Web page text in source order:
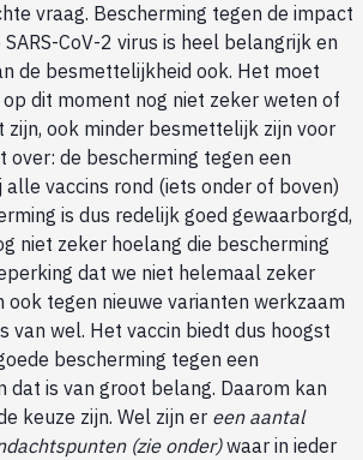
vraag. Bescherming tegen de impact
CoV-2 virus is heel belangrijk en
de besmettelijkheid ook. Het moet
dit moment nog niet zeker weten of
zijn, ook minder besmettelijk zijn voor
over: de bescherming tegen een
alle vaccins rond (iets onder of boven)
is dus redelijk goed gewaarborgd,
niet zeker hoelang die bescherming
dat we niet helemaal zeker
ook tegen nieuwe varianten werkzaam
van wel. Het vaccin biedt dus hoogst
bescherming tegen een
dat is van groot belang. Daarom kan
keuze zijn. Wel zijn er een aantal
(zie onder)waar in ieder